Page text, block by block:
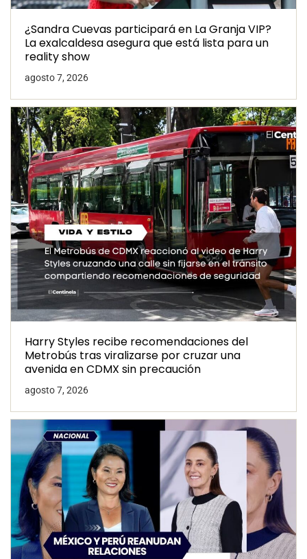
¿Sandra Cuevas participará en La Granja VIP?
La exalcaldesa asegura que está lista para un
reality show
agosto 7, 2026
Harry Styles recibe recomendaciones del
Metrobús tras viralizarse por cruzar una
avenida en CDMX sin precaución
agosto 7, 2026